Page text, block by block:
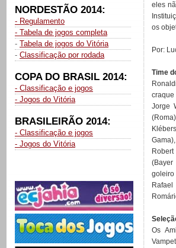
NORDESTÃO 2014:
- Regulamento
- Tabela de jogos completa
- Tabela de jogos do Vitória
- Classificação por rodada
COPA DO BRASIL 2014:
- Classificação e jogos
- Jogos do Vitória
BRASILEIRÃO 2014:
- Classificação e jogos
- Jogos do Vitória
eles
os
Por:
Time
Jorge
goleiro
Os